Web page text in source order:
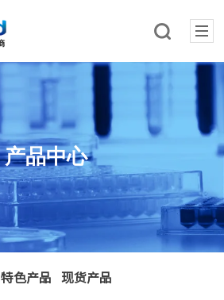
产品中心
特色产品 现货产品